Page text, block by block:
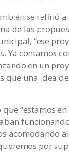
se refirió
de las
“ese
Ya contamos
en un
que una idea
“estamos
acomodando
por